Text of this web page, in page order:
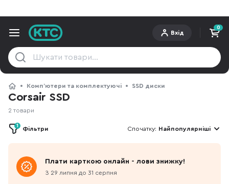
Вхід
0
Компʼютери та комплектуючі SSD диски
Плати карткою онлайн - лови знижку!
З 29 липня до 31 серпня
Corsair SSD
2 товари
Фільтри
1 Спочатку: Найпопулярніші